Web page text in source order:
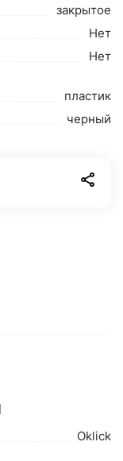
закрытое
Нет
Нет
пластик
черный
Oklick